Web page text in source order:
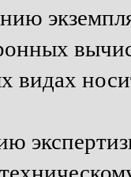
видах